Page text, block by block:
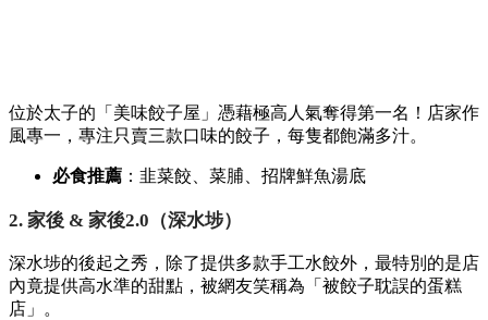
位於太子的「美味餃子屋」憑藉極高人氣奪得第一名！店家作
風專一， 專注只賣三款口味的餃子， 每隻都飽滿多汁。
必食推薦 ：韭菜餃、 菜脯、 招牌鮮魚湯底
2. 家後 & 家後2.0（深水埗）
深水埗的後起之秀， 除了提供多款手工水餃外， 最特別的是店
內竟提供高水準的甜點， 被網友笑稱為「被餃子耽誤的蛋糕
店」。